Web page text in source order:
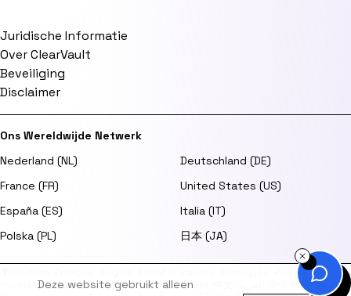
Juridische Informatie
Over ClearVault
Beveiliging
Disclaimer
Ons Wereldwijde Netwerk
Nederland (NL)
Deutschland (DE)
France (FR)
United States (US)
España (ES)
Italia (IT)
Polska (PL)
日本 (JA)
Polski ·
Svenska ·Dansk ·Norsk · Suomi ·日本語 ·한국어 Türkçe
Deze website gebruikt alleen